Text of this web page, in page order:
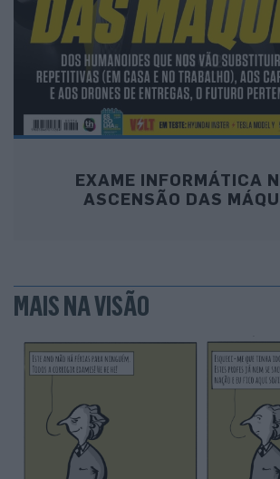
EXAME INFORMÁTICA
ASCENSÃO DAS
MAIS NA VISÃO